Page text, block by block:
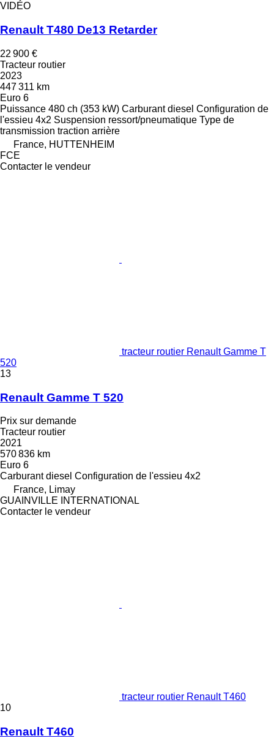
VIDÉO
Renault T480 De13 Retarder
22 900 €
Tracteur routier
2023
447 311 km
Euro 6
Puissance 480 ch (353 kW) Carburant diesel Configuration de
l'essieu 4x2 Suspension ressort/pneumatique Type de
transmission traction arrière
France, HUTTENHEIM
FCE
Contacter le vendeur
tracteur routier Renault Gamme T
520
13
Renault Gamme T 520
Prix sur demande
Tracteur routier
2021
570 836 km
Euro 6
Carburant diesel Configuration de l'essieu 4x2
France, Limay
GUAINVILLE INTERNATIONAL
Contacter le vendeur
tracteur routier Renault T460
10
Renault T460